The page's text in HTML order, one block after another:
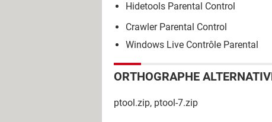
Hidetools Parental Control
Crawler Parental Control
Windows Live Contrôle Parental
ORTHOGRAPHE
ptool.zip, ptool-7.zip